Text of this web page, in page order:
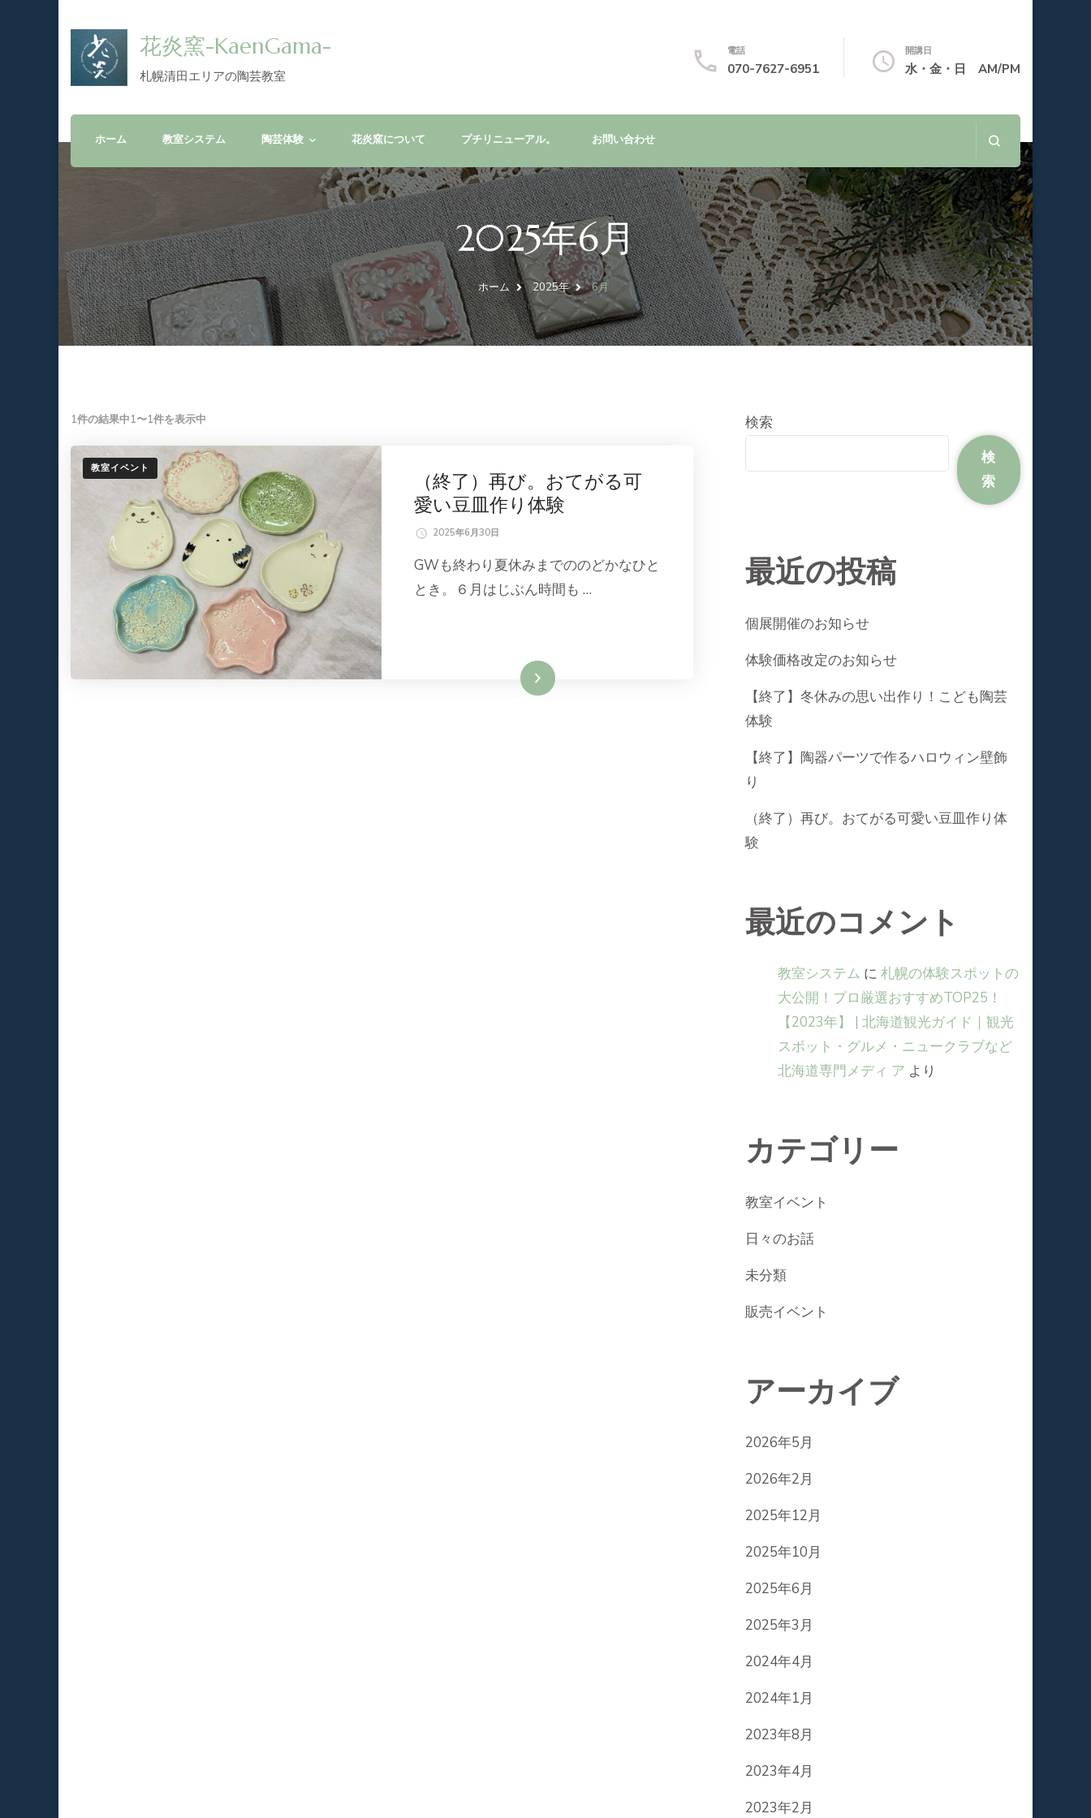
花炎窯-KaenGama-
札幌清田エリアの陶芸教室
電話
070-7627-6951
開講日
水・金・日 AM/PM
ホーム 教室システム 陶芸体験 花炎窯について プチリニューアル。 お問い合わせ
2025年6月
ホーム 2025年 6月
1件の結果中1〜1件を表示中
教室イベント
（終了）再び。おてがる可
愛い豆皿作り体験
2025年6月30日
GWも終わり夏休みまでののどかなひと
とき。６月はじぶん時間も …
続きを読む
検索
検
索
最近の投稿
個展開催のお知らせ
体験価格改定のお知らせ
【終了】冬休みの思い出作り！こども陶芸
体験
【終了】陶器パーツで作るハロウィン壁飾
り
（終了）再び。おてがる可愛い豆皿作り体
験
最近のコメント
教室システム に 札幌の体験スポットの
大公開！プロ厳選おすすめTOP25！
【2023年】 | 北海道観光ガイド｜観光
スポット・グルメ・ニュークラブなど
北海道専⾨メディ ア より
カテゴリー
教室イベント
日々のお話
未分類
販売イベント
アーカイブ
2026年5月
2026年2月
2025年12月
2025年10月
2025年6月
2025年3月
2024年4月
2024年1月
2023年8月
2023年4月
2023年2月